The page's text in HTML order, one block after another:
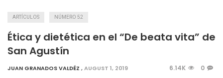
ARTÍCULOS NÚMERO 52
Ética y dietética en el “De beata vita” de
San Agustín
JUAN GRANADOS VALDÉZ ,AUGUST 1, 2019 6.14K 0